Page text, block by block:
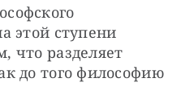
этой ступени
что разделяет
до того философию